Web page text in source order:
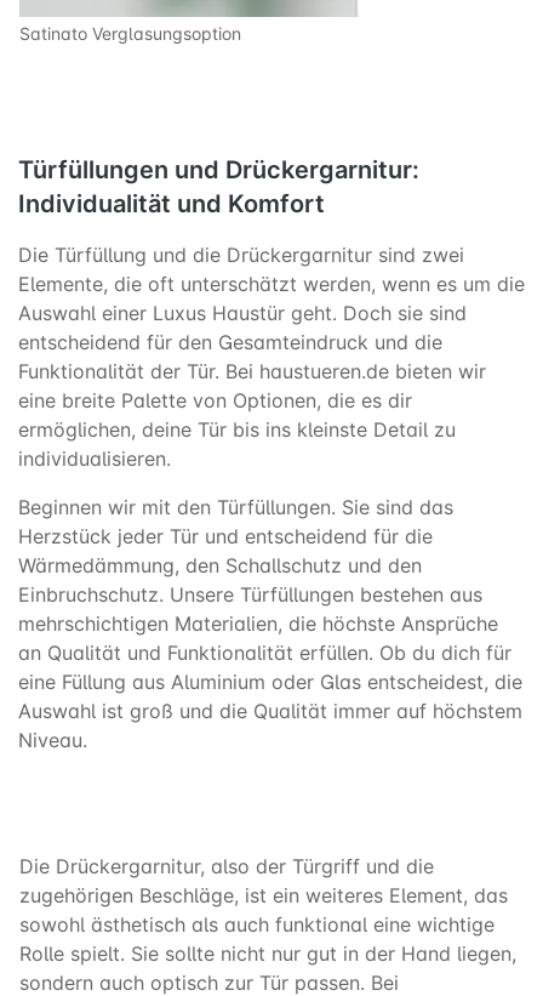
Satinato Verglasungsoption
Türfüllungen und Drückergarnitur:
Individualität und Komfort
Die Türfüllung und die Drückergarnitur sind zwei
Elemente, die oft unterschätzt werden, wenn es um die
Auswahl einer Luxus Haustür geht. Doch sie sind
entscheidend für den Gesamteindruck und die
Funktionalität der Tür. Bei haustueren.de bieten wir
eine breite Palette von Optionen, die es dir
ermöglichen, deine Tür bis ins kleinste Detail zu
individualisieren.
Beginnen wir mit den Türfüllungen. Sie sind das
Herzstück jeder Tür und entscheidend für die
Wärmedämmung, den Schallschutz und den
Einbruchschutz. Unsere Türfüllungen bestehen aus
mehrschichtigen Materialien, die höchste Ansprüche
an Qualität und Funktionalität erfüllen. Ob du dich für
eine Füllung aus Aluminium oder Glas entscheidest, die
Auswahl ist groß und die Qualität immer auf höchstem
Niveau.
Die Drückergarnitur, also der Türgriff und die
zugehörigen Beschläge, ist ein weiteres Element, das
sowohl ästhetisch als auch funktional eine wichtige
Rolle spielt. Sie sollte nicht nur gut in der Hand liegen,
sondern auch optisch zur Tür passen. Bei